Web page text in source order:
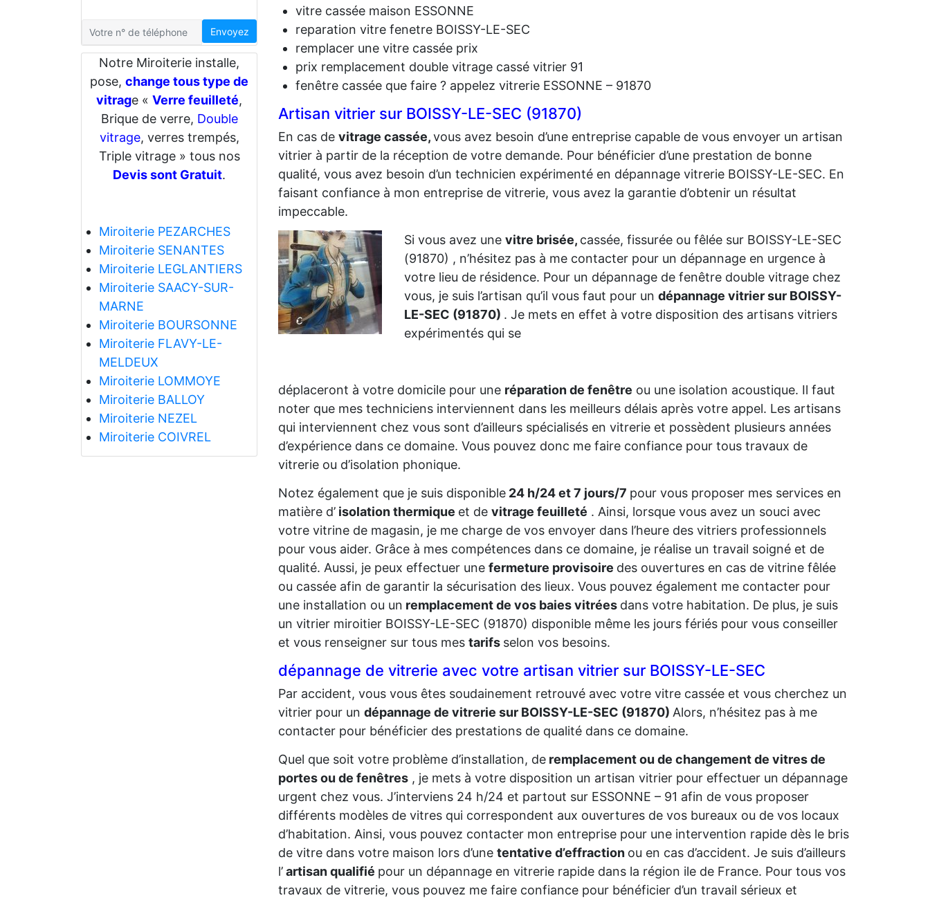
Envoyez
Notre Miroiterie installe,
pose, change tous type de
vitrage « Verre feuilleté,
Brique de verre, Double
vitrage, verres trempés,
Triple vitrage » tous nos
Devis sont Gratuit.
Miroiterie PEZARCHES
Miroiterie SENANTES
Miroiterie LEGLANTIERS
Miroiterie SAACY-SUR-
MARNE
Miroiterie BOURSONNE
Miroiterie FLAVY-LE-
MELDEUX
Miroiterie LOMMOYE
Miroiterie BALLOY
Miroiterie NEZEL
Miroiterie COIVREL
vitre cassée maison ESSONNE
reparation vitre fenetre BOISSY-LE-SEC
remplacer une vitre cassée prix
prix remplacement double vitrage cassé vitrier 91
fenêtre cassée que faire ? appelez vitrerie ESSONNE – 91870
Artisan vitrier sur BOISSY-LE-SEC (91870)
En cas de vitrage cassée,vous avez besoin d’une entreprise capable de vous envoyer un artisan
vitrier à partir de la réception de votre demande. Pour bénéficier d’une prestation de bonne
qualité, vous avez besoin d’un technicien expérimenté en dépannage vitrerie BOISSY-LE-SEC. En
faisant confiance à mon entreprise de vitrerie, vous avez la garantie d’obtenir un résultat
impeccable.
Si vous avez unevitre brisée, cassée, fissurée ou fêlée sur BOISSY-LE-SEC
(91870) , n’hésitez pas à me contacter pour un dépannage en urgence à
votre lieu de résidence. Pour un dépannage de fenêtre double vitrage chez
vous, je suis l’artisan qu’il vous faut pour undépannage vitrier sur BOISSY-
LE-SEC (91870) . Je mets en effet à votre disposition des artisans vitriers
expérimentés qui se
déplaceront à votre domicile pour une réparation de fenêtre ou une isolation acoustique. Il faut
noter que mes techniciens interviennent dans les meilleurs délais après votre appel. Les artisans
qui interviennent chez vous sont d’ailleurs spécialisés en vitrerie et possèdent plusieurs années
d’expérience dans ce domaine. Vous pouvez donc me faire confiance pour tous travaux de
vitrerie ou d’isolation phonique.
Notez également que je suis disponible 24 h/24 et 7 jours/7 pour vous proposer mes services en
matière d’ isolation thermique et de vitrage feuilleté . Ainsi, lorsque vous avez un souci avec
votre vitrine de magasin, je me charge de vos envoyer dans l’heure des vitriers professionnels
pour vous aider. Grâce à mes compétences dans ce domaine, je réalise un travail soigné et de
qualité. Aussi, je peux effectuer une fermeture provisoire des ouvertures en cas de vitrine fêlée
ou cassée afin de garantir la sécurisation des lieux. Vous pouvez également me contacter pour
une installation ou un remplacement de vos baies vitrées dans votre habitation. De plus, je suis
un vitrier miroitier BOISSY-LE-SEC (91870) disponible même les jours fériés pour vous conseiller
et vous renseigner sur tous mes tarifs selon vos besoins.
dépannage de vitrerie avec votre artisan vitrier sur BOISSY-LE-SEC
Par accident, vous vous êtes soudainement retrouvé avec votre vitre cassée et vous cherchez un
vitrier pour un dépannage de vitrerie sur BOISSY-LE-SEC (91870) Alors, n’hésitez pas à me
contacter pour bénéficier des prestations de qualité dans ce domaine.
Quel que soit votre problème d’installation, de remplacement ou de changement de vitres de
portes ou de fenêtres , je mets à votre disposition un artisan vitrier pour effectuer un dépannage
urgent chez vous. J’interviens 24 h/24 et partout sur ESSONNE – 91 afin de vous proposer
différents modèles de vitres qui correspondent aux ouvertures de vos bureaux ou de vos locaux
d’habitation. Ainsi, vous pouvez contacter mon entreprise pour une intervention rapide dès le bris
de vitre dans votre maison lors d’une tentative d’effraction ou en cas d’accident. Je suis d’ailleurs
l’artisan qualifié pour un dépannage en vitrerie rapide dans la région ile de France. Pour tous vos
travaux de vitrerie, vous pouvez me faire confiance pour bénéficier d’un travail sérieux et